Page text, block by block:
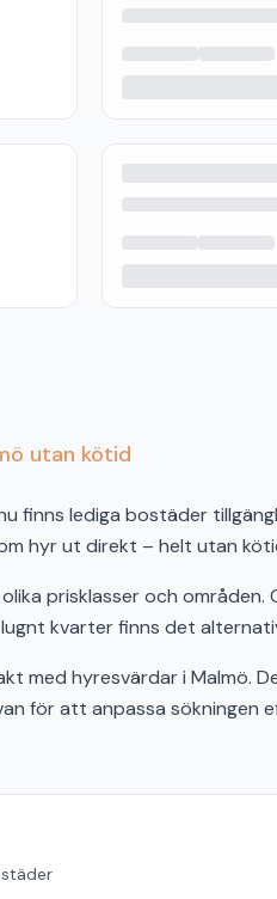
utan kötid
lediga bostäder
hyr ut direkt – helt utan
prisklasser och
kvarter finns det
med hyresvärdar i Malmö.
för att anpassa sökningen